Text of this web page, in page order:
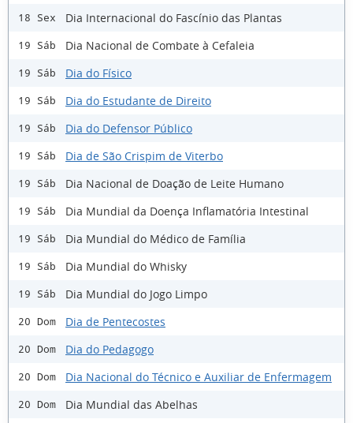
18 Sex Dia Internacional do Fascínio das Plantas
19 Sáb Dia Nacional de Combate à Cefaleia
19 Sáb Dia do Físico
19 Sáb Dia do Estudante de Direito
19 Sáb Dia do Defensor Público
19 Sáb Dia de São Crispim de Viterbo
19 Sáb Dia Nacional de Doação de Leite Humano
19 Sáb Dia Mundial da Doença Inflamatória Intestinal
19 Sáb Dia Mundial do Médico de Família
19 Sáb Dia Mundial do Whisky
19 Sáb Dia Mundial do Jogo Limpo
20 Dom Dia de Pentecostes
20 Dom Dia do Pedagogo
20 Dom Dia Nacional do Técnico e Auxiliar de Enfermagem
20 Dom Dia Mundial das Abelhas